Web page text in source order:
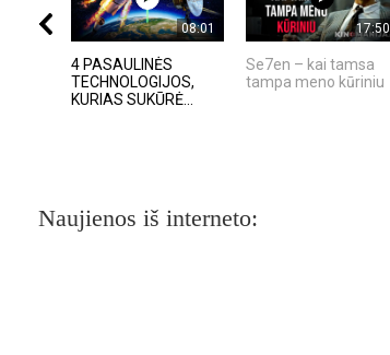
08:01
4 PASAULINĖS
TECHNOLOGIJOS,
KURIAS SUKŪRĖ...
17:50
Se7en – kai tamsa
tampa meno kūriniu
Naujienos iš interneto: